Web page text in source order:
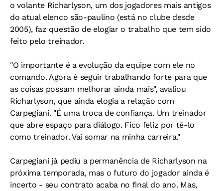
o volante Richarlyson, um dos jogadores mais antigos
do atual elenco são-paulino (está no clube desde
2005), faz questão de elogiar o trabalho que tem sido
feito pelo treinador.
"O importante é a evolução da equipe com ele no
comando. Agora é seguir trabalhando forte para que
as coisas possam melhorar ainda mais", avaliou
Richarlyson, que ainda elogia a relação com
Carpegiani. "É uma troca de confiança. Um treinador
que abre espaço para diálogo. Fico feliz por tê-lo
como treinador. Vai somar na minha carreira."
Carpegiani já pediu a permanência de Richarlyson na
próxima temporada, mas o futuro do jogador ainda é
incerto - seu contrato acaba no final do ano. Mas,